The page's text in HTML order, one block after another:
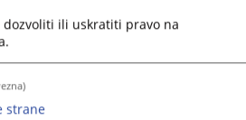
dozvoliti ili uskratiti pravo na
strane